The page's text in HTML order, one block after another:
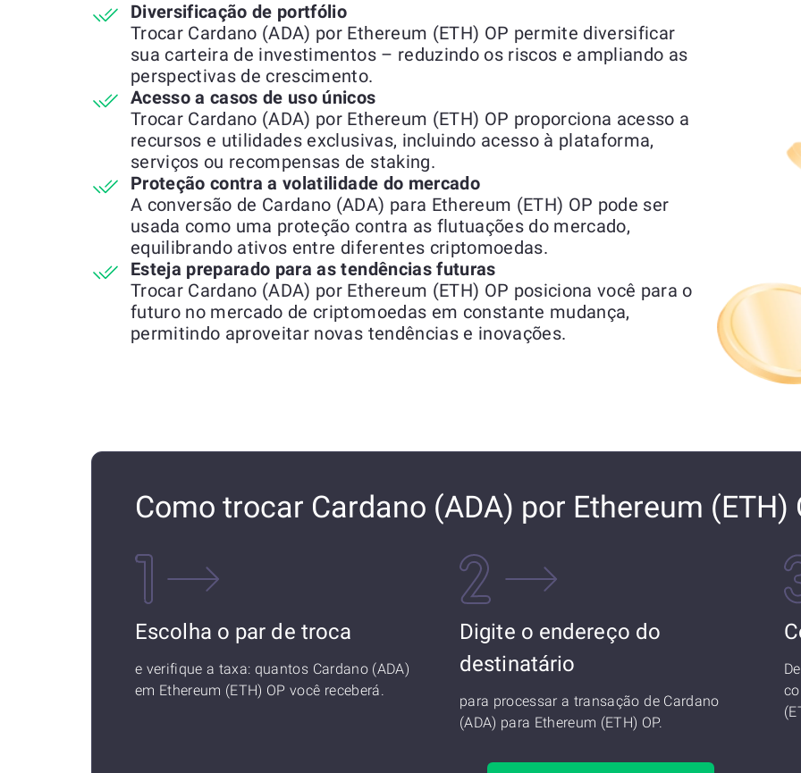
Diversificação de portfólio
Trocar Cardano (ADA) por Ethereum (ETH) OP permite diversificar
sua carteira de investimentos – reduzindo os riscos e ampliando as
perspectivas de crescimento.
Acesso a casos de uso únicos
Trocar Cardano (ADA) por Ethereum (ETH) OP proporciona acesso a
recursos e utilidades exclusivas, incluindo acesso à plataforma,
serviços ou recompensas de staking.
Proteção contra a volatilidade do mercado
A conversão de Cardano (ADA) para Ethereum (ETH) OP pode ser
usada como uma proteção contra as flutuações do mercado,
equilibrando ativos entre diferentes criptomoedas.
Esteja preparado para as tendências futuras
Trocar Cardano (ADA) por Ethereum (ETH) OP posiciona você para o
futuro no mercado de criptomoedas em constante mudança,
permitindo aproveitar novas tendências e inovações.
Como trocar Cardano (ADA) por Ethereum (ETH)
Escolha o par de troca
e verifique a taxa: quantos Cardano (ADA)
em Ethereum (ETH) OP você receberá.
Digite o endereço do
destinatário
para processar a transação de Cardano
(ADA) para Ethereum (ETH) OP.